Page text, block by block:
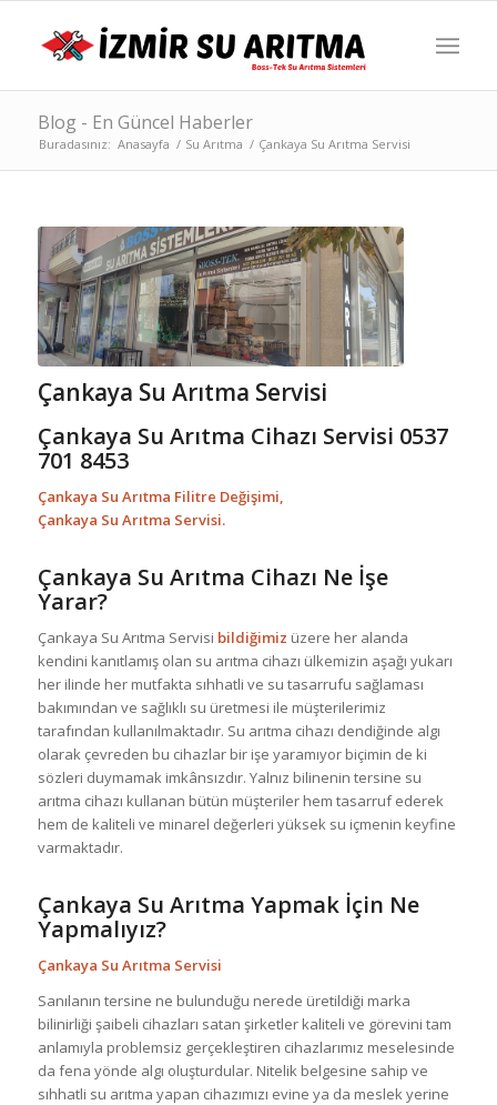
Blog - En Güncel Haberler
Buradasınız: Anasayfa / Su Arıtma / Çankaya Su Arıtma Servisi
Çankaya Su Arıtma Servisi
Çankaya Su Arıtma Cihazı Servisi 0537
701 8453
Çankaya Su Arıtma Filitre Değişimi,
Çankaya Su Arıtma Servisi.
Çankaya Su Arıtma Cihazı Ne İşe
Yarar?
Çankaya Su Arıtma Servisi bildiğimiz üzere her alanda
kendini kanıtlamış olan su arıtma cihazı ülkemizin aşağı yukarı
her ilinde her mutfakta sıhhatli ve su tasarrufu sağlaması
bakımından ve sağlıklı su üretmesi ile müşterilerimiz
tarafından kullanılmaktadır. Su arıtma cihazı dendiğinde algı
olarak çevreden bu cihazlar bir işe yaramıyor biçimin de ki
sözleri duymamak imkânsızdır. Yalnız bilinenin tersine su
arıtma cihazı kullanan bütün müşteriler hem tasarruf ederek
hem de kaliteli ve minarel değerleri yüksek su içmenin keyfine
varmaktadır.
Çankaya Su Arıtma Yapmak İçin Ne
Yapmalıyız?
Çankaya Su Arıtma Servisi
Sanılanın tersine ne bulunduğu nerede üretildiği marka
bilinirliği şaibeli cihazları satan şirketler kaliteli ve görevini tam
anlamıyla problemsiz gerçekleştiren cihazlarımız meselesinde
da fena yönde algı oluşturdular. Nitelik belgesine sahip ve
sıhhatli su arıtma yapan cihazımızı evine ya da meslek yerine